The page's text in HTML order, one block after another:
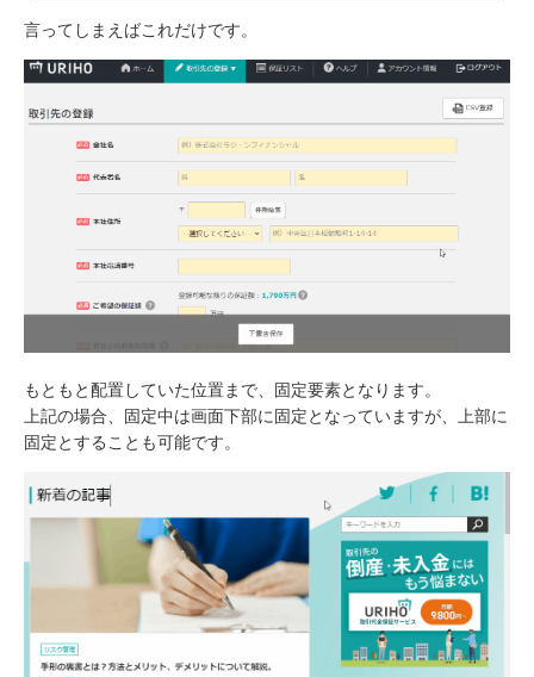
言ってしまえばこれだけです。
もともと配置していた位置まで、固定要素となります。
上記の場合、固定中は画面下部に固定となっていますが、上部に
固定とすることも可能です。